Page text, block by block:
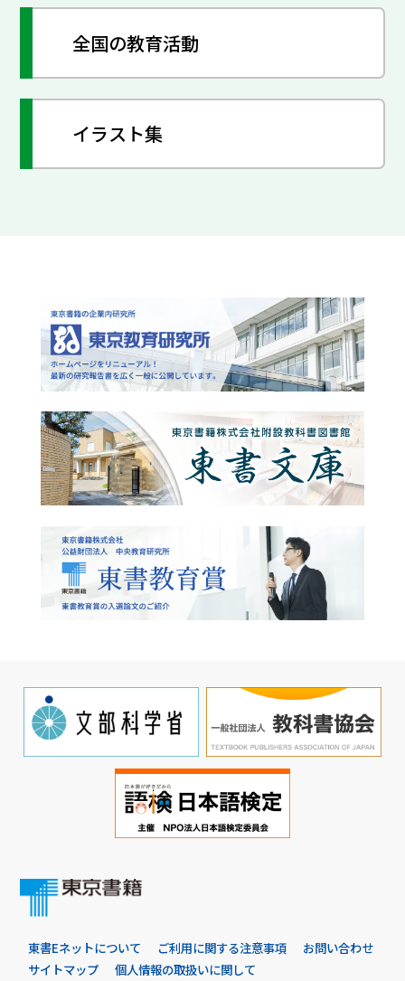
全国の教育活動
イラスト集
東書Eネットについて ご利用に関する注意事項
お問い合わせ
サイトマップ
個人情報の取扱いに関して